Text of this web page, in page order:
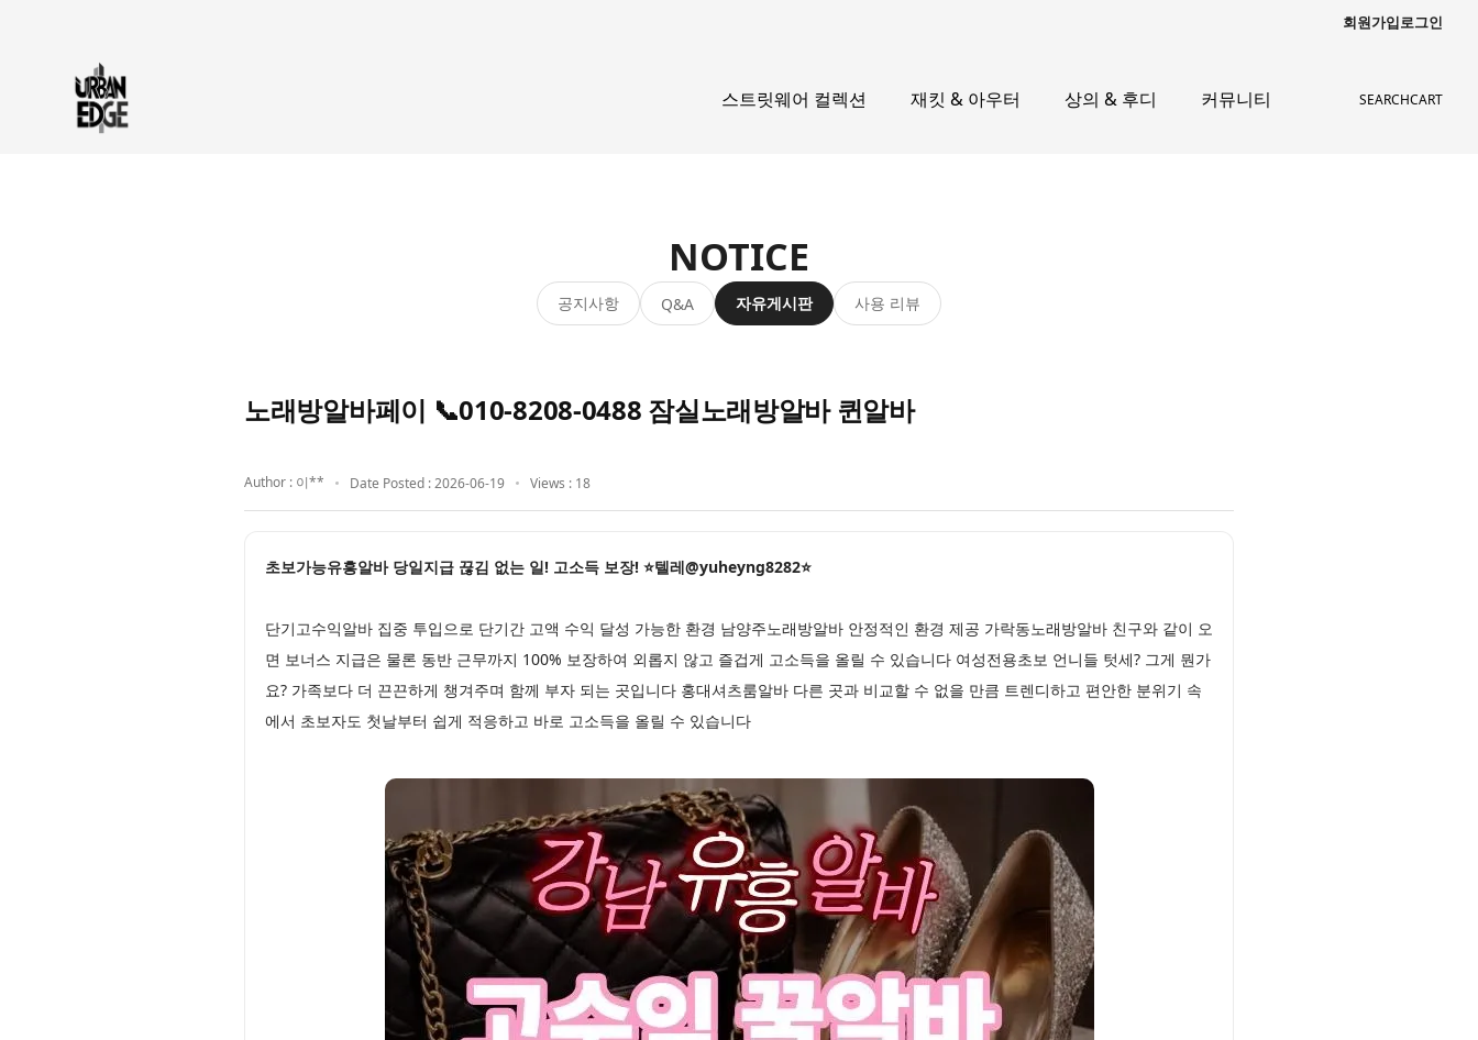
회원가입로그인
스트릿웨어 컬렉션 재킷 & 아우터 상의 & 후디 커뮤니티 SEARCHCART
NOTICE
공지사항 Q&A 자유게시판 사용 리뷰
노래방알바페이 📞010-8208-0488 잠실노래방알바 퀸알바
Author : 이** Date Posted : 2026-06-19 Views : 18
초보가능유흥알바 당일지급 끊김 없는 일! 고소득 보장! ⭐텔레@yuheyng8282⭐
단기고수익알바 집중 투입으로 단기간 고액 수익 달성 가능한 환경 남양주노래방알바 안정적인 환경 제공 가락동노래방알바 친구와 같이 오
면 보너스 지급은 물론 동반 근무까지 100% 보장하여 외롭지 않고 즐겁게 고소득을 올릴 수 있습니다 여성전용초보 언니들 텃세? 그게 뭔가
요? 가족보다 더 끈끈하게 챙겨주며 함께 부자 되는 곳입니다 홍대셔츠룸알바 다른 곳과 비교할 수 없을 만큼 트렌디하고 편안한 분위기 속
에서 초보자도 첫날부터 쉽게 적응하고 바로 고소득을 올릴 수 있습니다